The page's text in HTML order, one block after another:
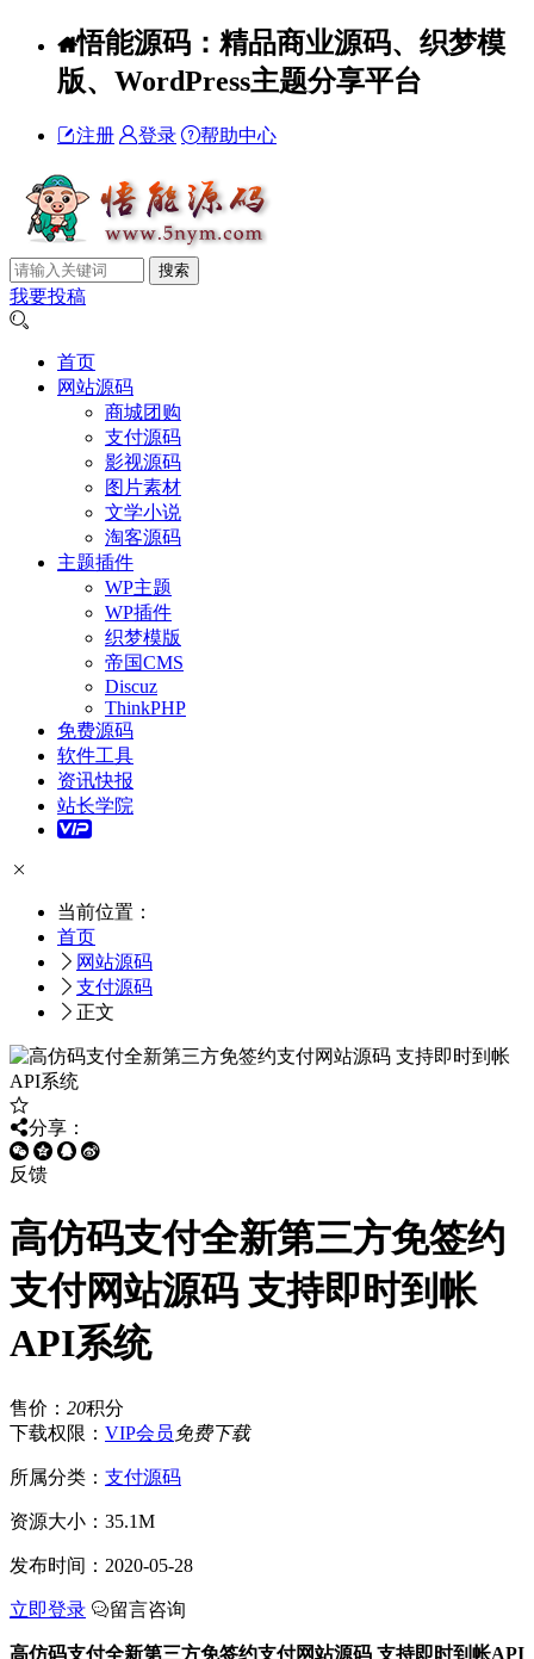
悟能源码：精品商业源码、织梦模
版、WordPress主题分享平台
注册 登录 帮助中心
我要投稿
首页
网站源码
商城团购
支付源码
影视源码
图片素材
文学小说
淘客源码
主题插件
WP主题
WP插件
织梦模版
帝国CMS
Discuz
ThinkPHP
免费源码
软件工具
资讯快报
站长学院
当前位置：
首页
网站源码
支付源码
正文
分享：
反馈
高仿码支付全新第三方免签约
支付网站源码 支持即时到帐
API系统
售价： 20积分
下载权限： VIP会员免费下载
所属分类： 支付源码
资源大小： 35.1M
发布时间： 2020-05-28
立即登录 留言咨询
高仿码支付全新第三方免签约支付网站源码 支持即时到帐API